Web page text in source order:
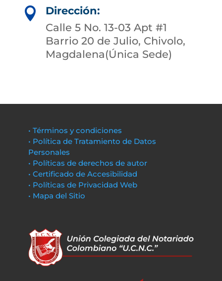

Dirección:
Calle 5 No. 13-03 Apt #1
Barrio 20 de Julio, Chivolo,
Magdalena(Única Sede)
• Términos y condiciones
• Política de Tratamiento de Datos
Personales
• Políticas de derechos de autor
• Certificado de Accesibilidad
• Políticas de Privacidad Web
• Mapa del Sitio